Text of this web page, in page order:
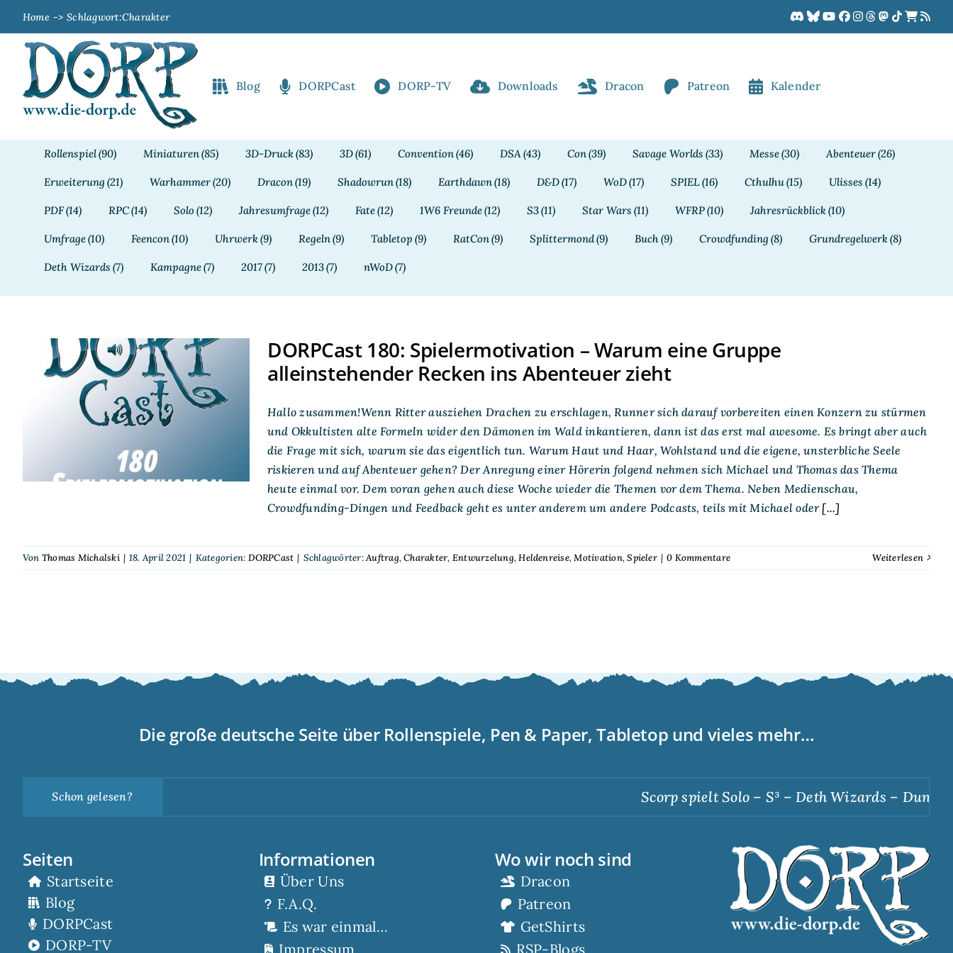
springen
Home Schlagwort:Charakter
Blog DORPCast DORP-TV Downloads Dracon Patreon Kalender
Rollenspiel(90) Miniaturen(85) 3D-Druck(83) 3D(61) Convention(46) DSA(43) Con(39) Savage Worlds (33) Messe(30) Abenteuer(26)
Erweiterung (21) Warhammer(20) Dracon(19) Shadowrun(18) Earthdawn(18) D&D(17) WoD(17) SPIEL(16) Cthulhu(15) Ulisses (14)
PDF(14) RPC(14) Solo(12) Jahresumfrage(12) Fate(12) 1W6 Freunde(12) S3(11) Star Wars (11) WFRP(10) Jahresrückblick(10)
Umfrage(10) Feencon(10) Uhrwerk(9) Regeln(9) Tabletop (9) RatCon(9) Splittermond(9) Buch(9) Crowdfunding (8) Grundregelwerk(8)
Deth Wizards (7) Kampagne(7) 2017(7) 2013(7) nWoD(7)
DORPCast 180:
Spielermotivation –
Warum eine Gruppe
alleinstehender Recken
ins Abenteuer zieht
DORPCast 180: Spielermotivation – Warum eine Gruppe
alleinstehender Recken ins Abenteuer zieht
Hallo zusammen!Wenn Ritter ausziehen Drachen zu erschlagen, Runner sich darauf vorbereiten einen Konzern zu stürmen
und Okkultisten alte Formeln wider den Dämonen im Wald inkantieren, dann ist das erst mal awesome. Es bringt aber auch
die Frage mit sich, warum sie das eigentlich tun. Warum Haut und Haar, Wohlstand und die eigene, unsterbliche Seele
riskieren und auf Abenteuer gehen? Der Anregung einer Hörerin folgend nehmen sich Michael und Thomas das Thema
heute einmal vor. Dem voran gehen auch diese Woche wieder die Themen vor dem Thema. Neben Medienschau,
Crowdfunding-Dingen und Feedback geht es unter anderem um andere Podcasts, teils mit Michael oder[...]
Von Thomas Michalski | 18. April 2021 | Kategorien: DORPCast | Schlagwörter:Auftrag,Charakter, Entwurzelung,Heldenreise,Motivation,Spieler | 0 Kommentare Weiterlesen
Die große deutsche Seite über Rollenspiele, Pen & Paper, Tabletop und vieles mehr…
Schon gelesen? Scorp spielt Solo – S³ – Deth Wizards – Dunkle
Seiten
Startseite
Blog
DORPCast
DORP-TV
Informationen
Über Uns
F.A.Q.
Es war einmal…
Impressum
Wo wir noch sind
Dracon
Patreon
GetShirts
RSP-Blogs